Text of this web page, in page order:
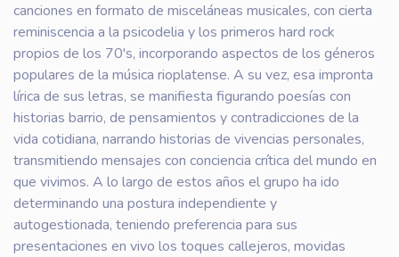
canciones en formato de misceláneas musicales, con cierta
reminiscencia a la psicodelia y los primeros hard rock
propios de los 70's, incorporando aspectos de los géneros
populares de la música rioplatense. A su vez, esa impronta
lírica de sus letras, se manifiesta figurando poesías con
historias barrio, de pensamientos y contradicciones de la
vida cotidiana, narrando historias de vivencias personales,
transmitiendo mensajes con conciencia crítica del mundo en
que vivimos. A lo largo de estos años el grupo ha ido
determinando una postura independiente y
autogestionada, teniendo preferencia para sus
presentaciones en vivo los toques callejeros, movidas